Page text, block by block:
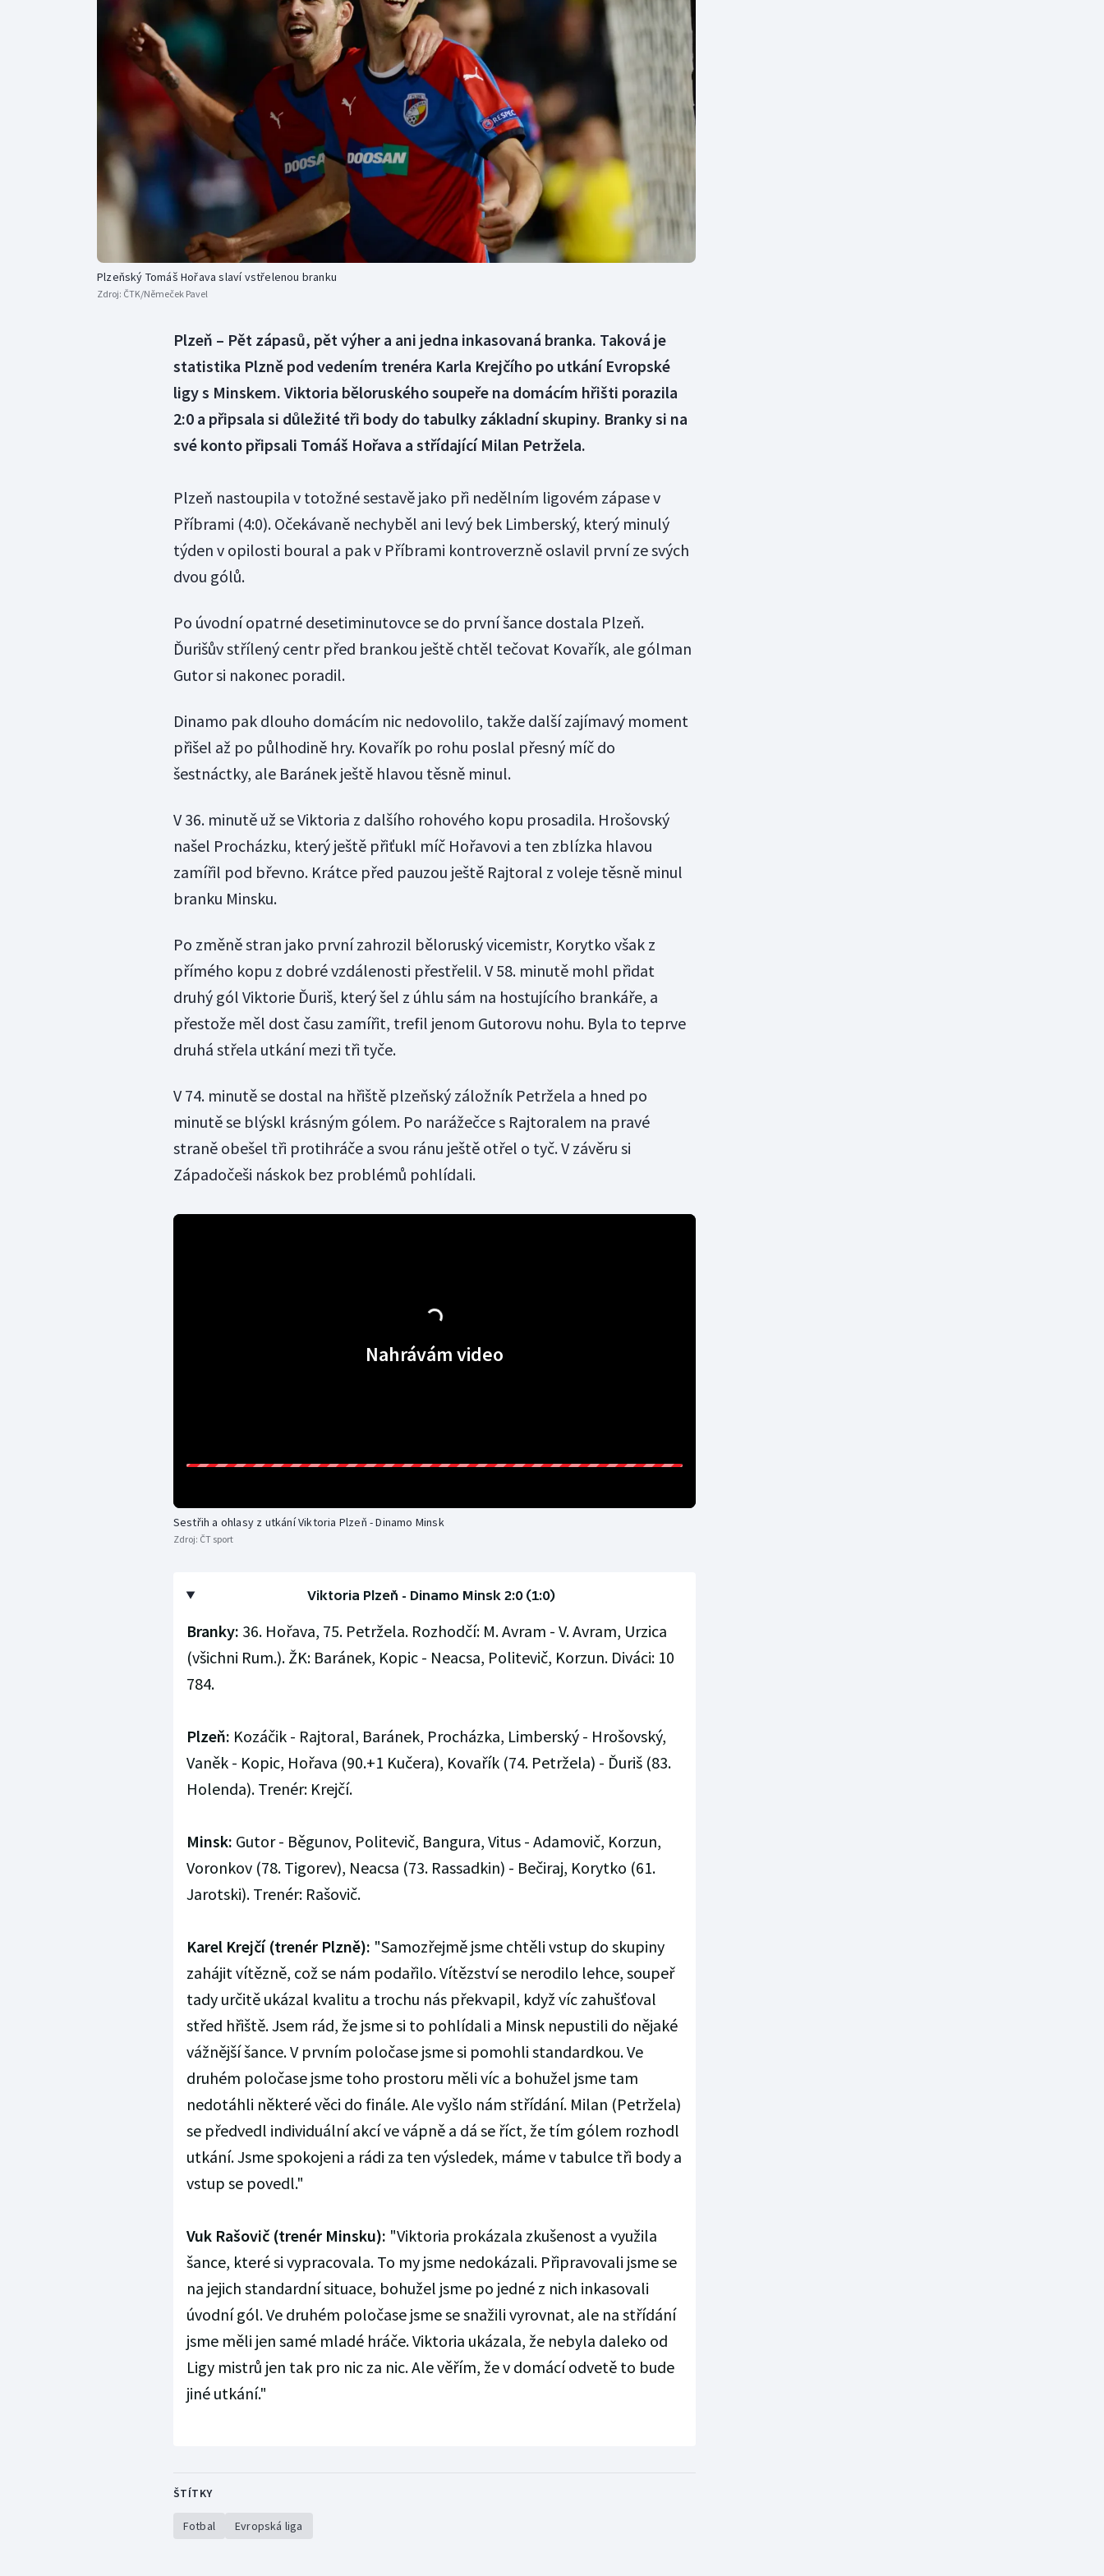
Curling
Dostihy
Florbal
Futsal
Golf
Gymnastika
Moderní pětiboj
Motorsport
Olympijské hry
Parasport
Plavání
Plážový volejbal
Triatlon
Vodní slalom
Volejbal
Ostatní
Plzeňský Tomáš Hořava slaví vstřelenou branku
Zdroj: ČTK/Němeček Pavel
Plzeň – Pět zápasů, pět výher a ani jedna inkasovaná branka. Taková je
statistika Plzně pod vedením trenéra Karla Krejčího po utkání Evropské
ligy s Minskem. Viktoria běloruského soupeře na domácím hřišti porazila
2:0 a připsala si důležité tři body do tabulky základní skupiny. Branky si na
své konto připsali Tomáš Hořava a střídající Milan Petržela.
Plzeň nastoupila v totožné sestavě jako při nedělním ligovém zápase v
Příbrami (4:0). Očekávaně nechyběl ani levý bek Limberský, který minulý
týden v opilosti boural a pak v Příbrami kontroverzně oslavil první ze svých
dvou gólů.
Po úvodní opatrné desetiminutovce se do první šance dostala Plzeň.
Ďurišův střílený centr před brankou ještě chtěl tečovat Kovařík, ale gólman
Gutor si nakonec poradil.
Dinamo pak dlouho domácím nic nedovolilo, takže další zajímavý moment
přišel až po půlhodině hry. Kovařík po rohu poslal přesný míč do
šestnáctky, ale Baránek ještě hlavou těsně minul.
V 36. minutě už se Viktoria z dalšího rohového kopu prosadila. Hrošovský
našel Procházku, který ještě přiťukl míč Hořavovi a ten zblízka hlavou
zamířil pod břevno. Krátce před pauzou ještě Rajtoral z voleje těsně minul
branku Minsku.
Po změně stran jako první zahrozil běloruský vicemistr, Korytko však z
přímého kopu z dobré vzdálenosti přestřelil. V 58. minutě mohl přidat
druhý gól Viktorie Ďuriš, který šel z úhlu sám na hostujícího brankáře, a
přestože měl dost času zamířit, trefil jenom Gutorovu nohu. Byla to teprve
druhá střela utkání mezi tři tyče.
V 74. minutě se dostal na hřiště plzeňský záložník Petržela a hned po
minutě se blýskl krásným gólem. Po narážečce s Rajtoralem na pravé
straně obešel tři protihráče a svou ránu ještě otřel o tyč. V závěru si
Západočeši náskok bez problémů pohlídali.
Nahrávám video
Sestřih a ohlasy z utkání Viktoria Plzeň - Dinamo Minsk
Zdroj: ČT sport
Viktoria Plzeň - Dinamo Minsk 2:0 (1:0)
Branky: 36. Hořava, 75. Petržela. Rozhodčí: M. Avram - V. Avram, Urzica
(všichni Rum.). ŽK: Baránek, Kopic - Neacsa, Politevič, Korzun. Diváci: 10
784.
Plzeň: Kozáčik - Rajtoral, Baránek, Procházka, Limberský - Hrošovský,
Vaněk - Kopic, Hořava (90.+1 Kučera), Kovařík (74. Petržela) - Ďuriš (83.
Holenda). Trenér: Krejčí.
Minsk: Gutor - Běgunov, Politevič, Bangura, Vitus - Adamovič, Korzun,
Voronkov (78. Tigorev), Neacsa (73. Rassadkin) - Bečiraj, Korytko (61.
Jarotski). Trenér: Rašovič.
Karel Krejčí (trenér Plzně): "Samozřejmě jsme chtěli vstup do skupiny
zahájit vítězně, což se nám podařilo. Vítězství se nerodilo lehce, soupeř
tady určitě ukázal kvalitu a trochu nás překvapil, když víc zahušťoval
střed hřiště. Jsem rád, že jsme si to pohlídali a Minsk nepustili do nějaké
vážnější šance. V prvním poločase jsme si pomohli standardkou. Ve
druhém poločase jsme toho prostoru měli víc a bohužel jsme tam
nedotáhli některé věci do finále. Ale vyšlo nám střídání. Milan (Petržela)
se předvedl individuální akcí ve vápně a dá se říct, že tím gólem rozhodl
utkání. Jsme spokojeni a rádi za ten výsledek, máme v tabulce tři body a
vstup se povedl."
Vuk Rašovič (trenér Minsku): "Viktoria prokázala zkušenost a využila
šance, které si vypracovala. To my jsme nedokázali. Připravovali jsme se
na jejich standardní situace, bohužel jsme po jedné z nich inkasovali
úvodní gól. Ve druhém poločase jsme se snažili vyrovnat, ale na střídání
jsme měli jen samé mladé hráče. Viktoria ukázala, že nebyla daleko od
Ligy mistrů jen tak pro nic za nic. Ale věřím, že v domácí odvetě to bude
jiné utkání."
ŠTÍTKY
Fotbal Evropská liga